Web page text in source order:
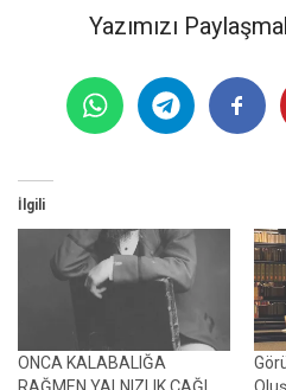
Yazımızı
İlgili
ONCA KALABALIĞA
RAĞMEN YALNIZLIK ÇAĞI
Oluş